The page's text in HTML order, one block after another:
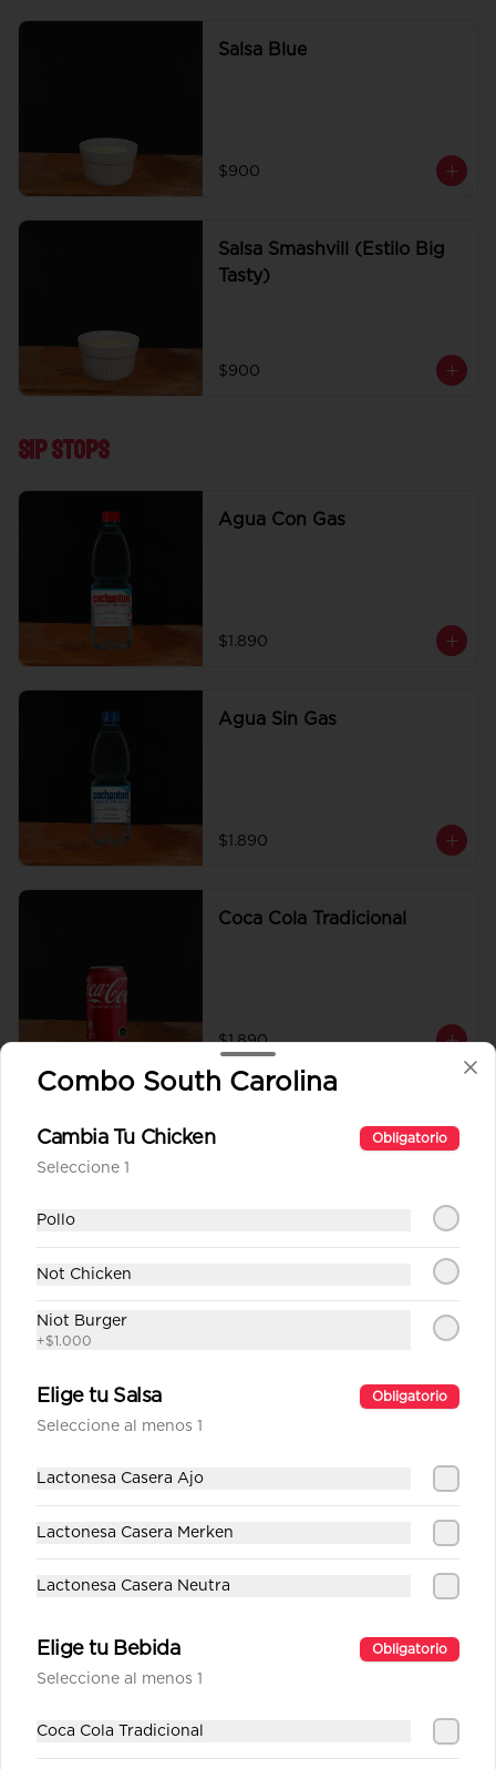
Salsa Blue
$900
Salsa Smashvill (Estilo Big
Tasty)
$900
Sip Stops
Agua Con Gas
$1.890
Agua Sin Gas
$1.890
Coca Cola Tradicional
$1.890
Combo South Carolina
Cambia Tu Chicken Obligatorio
Seleccione 1
Pollo
Not Chicken
Niot Burger
+$1.000
Elige tu Salsa Obligatorio
Seleccione al menos 1
Lactonesa Casera Ajo
Lactonesa Casera Merken
Lactonesa Casera Neutra
Elige tu Bebida Obligatorio
Seleccione al menos 1
Coca Cola Tradicional